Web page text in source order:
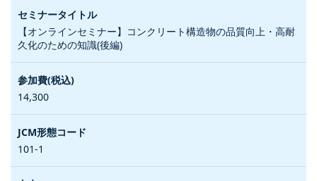
【オンラインセミナー】コンクリート構造物の品質向上・高耐
久化のための知識(後編)
14,300
101-1